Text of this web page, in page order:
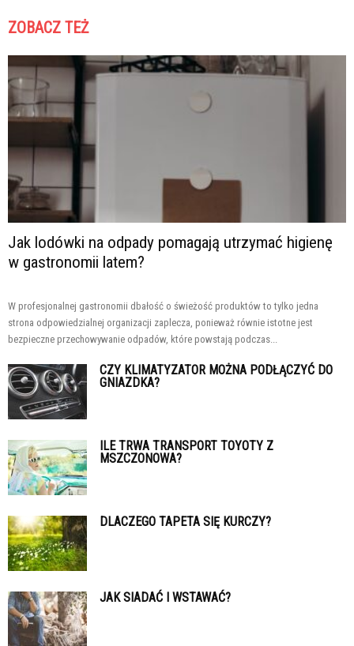
ZOBACZ TEŻ
Jak lodówki na odpady pomagają utrzymać higienę
w gastronomii latem?
W profesjonalnej gastronomii dbałość o świeżość produktów to tylko jedna
strona odpowiedzialnej organizacji zaplecza, ponieważ równie istotne jest
bezpieczne przechowywanie odpadów, które powstają podczas...
CZY KLIMATYZATOR MOŻNA PODŁĄCZYĆ DO
GNIAZDKA?
ILE TRWA TRANSPORT TOYOTY Z
MSZCZONOWA?
DLACZEGO TAPETA SIĘ KURCZY?
JAK SIADAĆ I WSTAWAĆ?